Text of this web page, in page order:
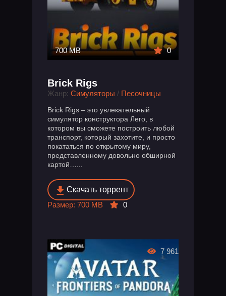
700 MB 0
Brick Rigs
Жанр: Симуляторы / Песочницы
Brick Rigs – это увлекательный
симулятор конструктора Лего, в
котором вы сможете построить любой
транспорт, который захотите, и просто
покататься по открытому миру,
представленному довольно обширной
картой…...
Скачать торрент
Размер: 700 MB
0
7 961